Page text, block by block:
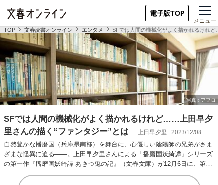
電子版TOP
メニュー
TOP 文春読書オンライン エンタメ SFでは人間の機械化がよく描かれるけれ
SFでは人間の機械化がよく描かれるけれど……上田早夕
里さんの描く“ファンタジー”とは
上田早夕里 2023/12/08
自然豊かな播磨国（兵庫県南部）を舞台に、心優しい陰陽師の兄弟がさま
ざまな怪異に迫る――。上田早夕里さんによる「播磨国妖綺譚」シリーズ
の第一作『播磨国妖綺譚 あきつ鬼の記』（文春文庫）が12月6日に、第二
作『播磨国妖…